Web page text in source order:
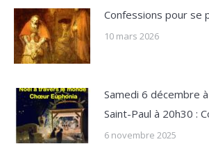
Confessions pour se
10 mars 2026
Samedi 6 décembre
Saint-Paul à 20h30 :
6 novembre 2025